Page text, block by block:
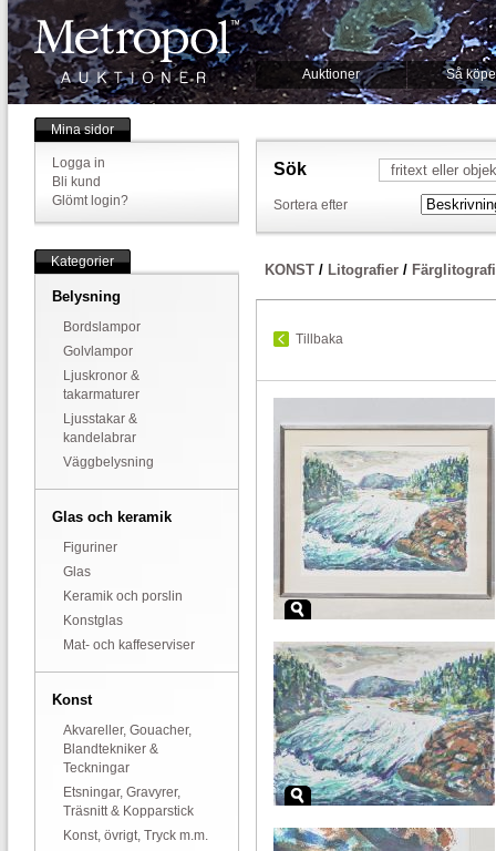
Auktioner Så
Mina sidor
Logga in
Bli kund
Glömt login?
Kategorier
Belysning
Bordslampor
Golvlampor
Ljuskronor &
takarmaturer
Ljusstakar &
kandelabrar
Väggbelysning
Glas och keramik
Figuriner
Glas
Keramik och porslin
Konstglas
Mat- och kaffeserviser
Konst
Akvareller, Gouacher,
Blandtekniker &
Teckningar
Etsningar, Gravyrer,
Träsnitt & Kopparstick
Konst, övrigt, Tryck m.m.
Sök
Sortera efter
KONST / Litografier /
Tillbaka